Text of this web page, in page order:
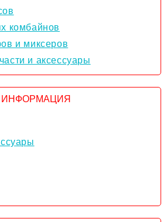
комбайнов
и миксеров
и аксессуары
ИНФОРМАЦИЯ